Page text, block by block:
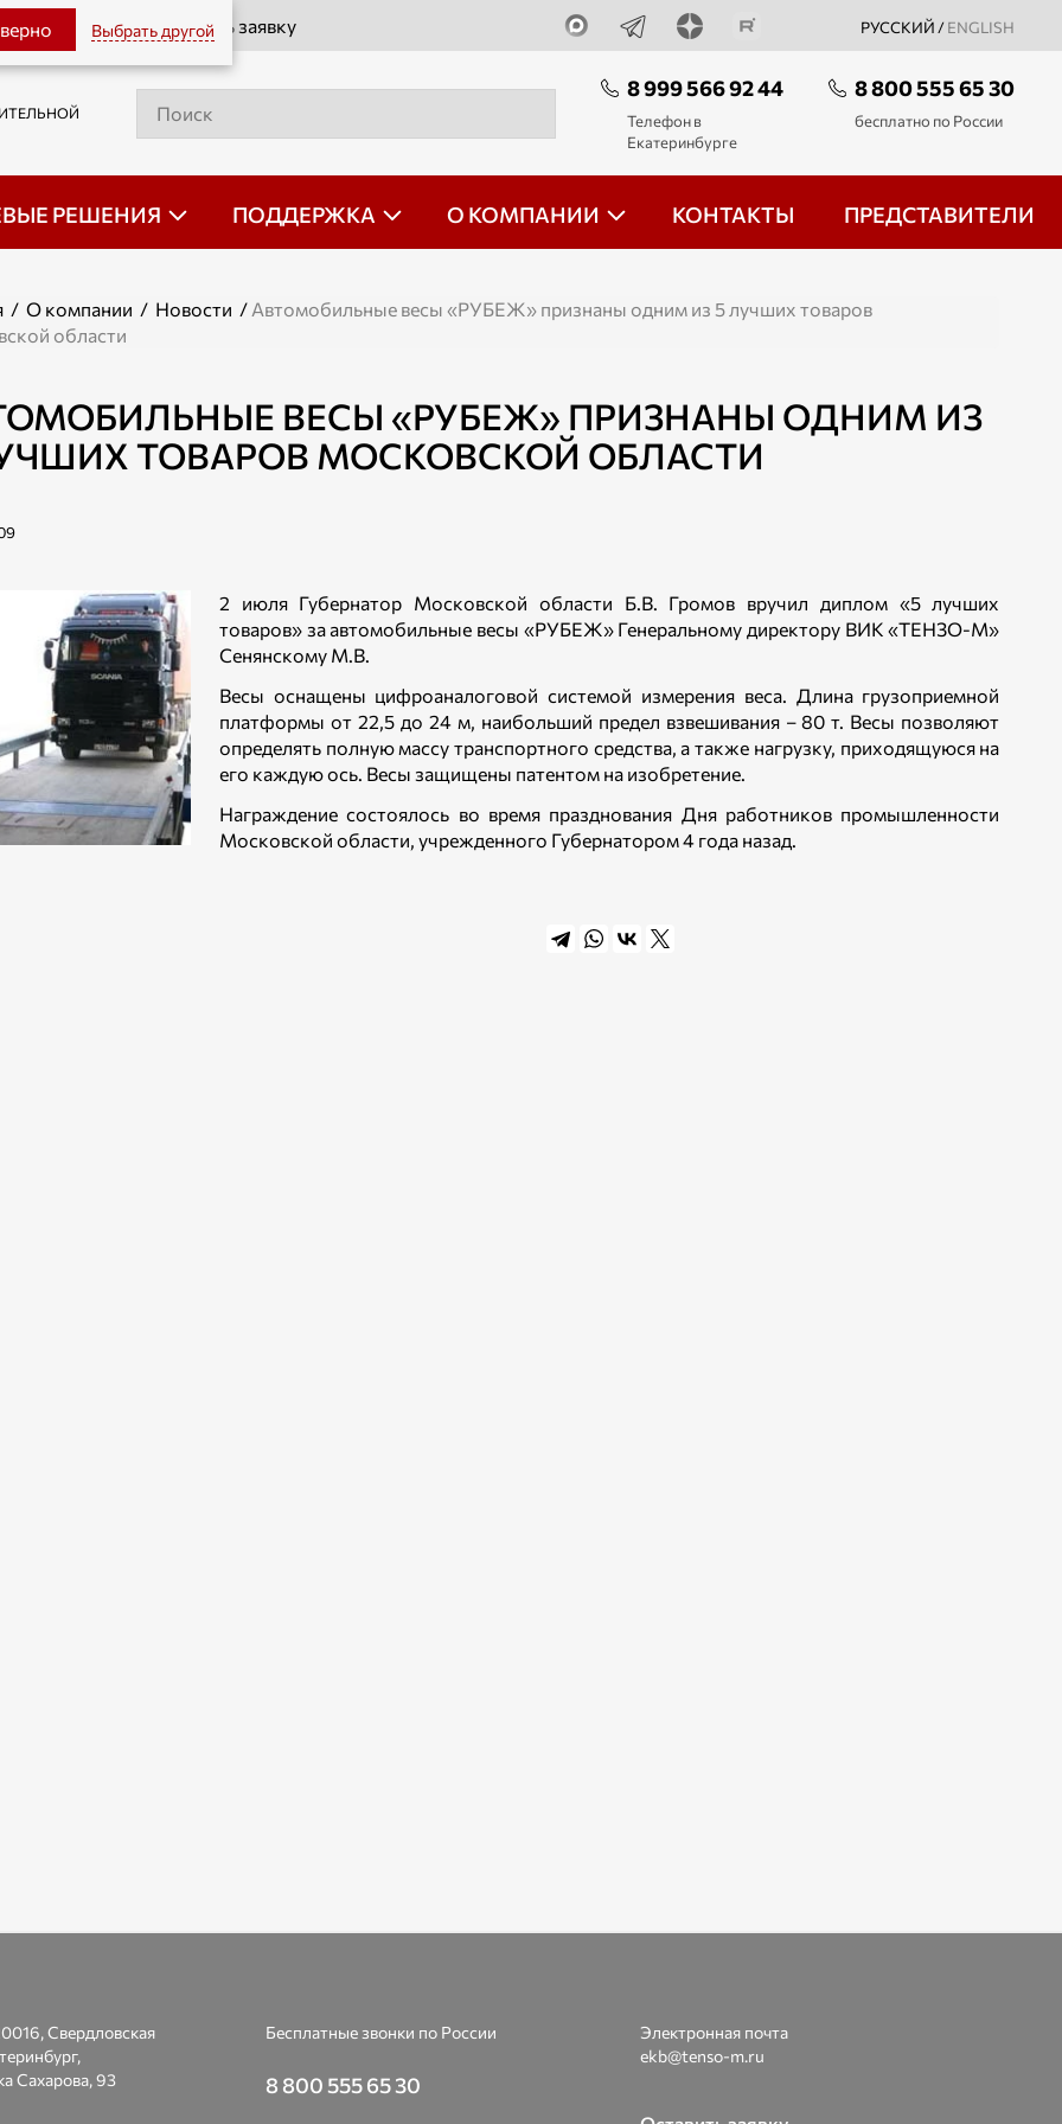
Выбрать другой РУССКИЙ / ENGLISH
Оставить заявку
8 999 566 92 44
Телефон в
Екатеринбурге
8 800 555 65 30
бесплатно по России
РЕШЕНИЯ ПОДДЕРЖКА О КОМПАНИИ КОНТАКТЫ ПРЕДСТАВИТЕЛИ
/ О компании / Новости / Автомобильные весы «РУБЕЖ» признаны одним из 5 лучших товаров
области
ВЕСЫ «РУБЕЖ» ПРИЗНАНЫ ОДНИМ ИЗ
ТОВАРОВ МОСКОВСКОЙ ОБЛАСТИ
2 июля Губернатор Московской области Б.В. Громов вручил диплом «5 лучших
товаров» за автомобильные весы «РУБЕЖ» Генеральному директору ВИК «ТЕНЗО-М»
Сенянскому М.В.
Весы оснащены цифроаналоговой системой измерения веса. Длина грузоприемной
платформы от 22,5 до 24 м, наибольший предел взвешивания – 80 т. Весы позволяют
определять полную массу транспортного средства, а также нагрузку, приходящуюся на
его каждую ось. Весы защищены патентом на изобретение.
Награждение состоялось во время празднования Дня работников промышленности
Московской области, учрежденного Губернатором 4 года назад.
Свердловская
Сахарова, 93
Бесплатные звонки по России
8 800 555 65 30
Электронная почта
ekb@tenso-m.ru